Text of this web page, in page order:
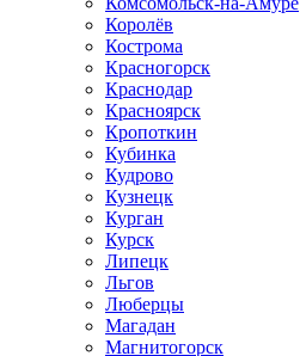
Королёв
Кострома
Красногорск
Краснодар
Красноярск
Кропоткин
Кубинка
Кудрово
Кузнецк
Курган
Курск
Липецк
Льгов
Люберцы
Магадан
Магнитогорск